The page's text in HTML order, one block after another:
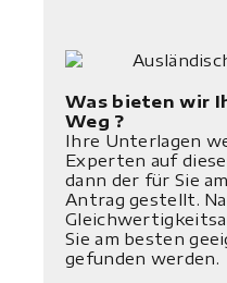
Was bieten wir
Weg ?
Ihre Unterlagen
Experten auf
dann der für Sie
Antrag gestellt.
Sie am besten
gefunden werden.